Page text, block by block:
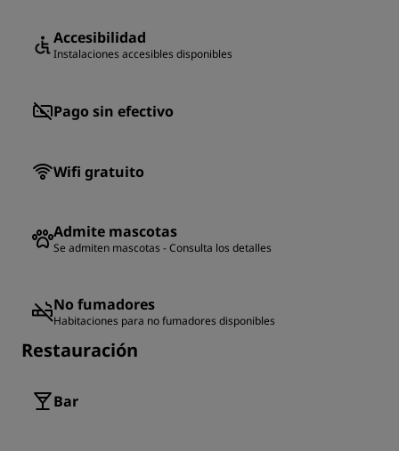
Accesibilidad
Instalaciones accesibles disponibles
Pago sin efectivo
Wifi gratuito
Admite mascotas
Se admiten mascotas - Consulta los detalles
No fumadores
Habitaciones para no fumadores disponibles
Restauración
Bar